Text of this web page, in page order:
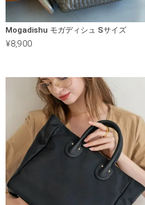
Mogadishu モガディシュ Sサイズ
¥8,900